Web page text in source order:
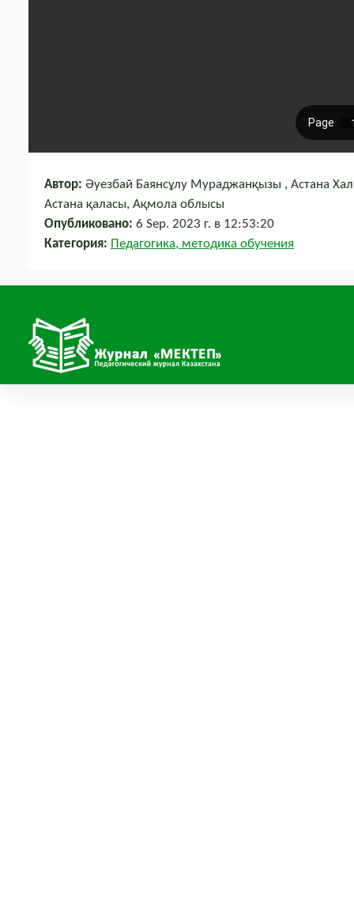
Автор: Әуезбай Баянсұлу Мураджанқызы , Астана
Астана қаласы, Ақмола облысы
Опубликовано: 6 Sep. 2023 г. в 12:53:20
Категория: Педагогика, методика обучения